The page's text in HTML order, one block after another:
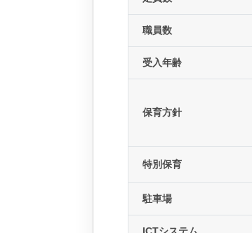
職員数
受入年齢
保育方針
特別保育
駐車場